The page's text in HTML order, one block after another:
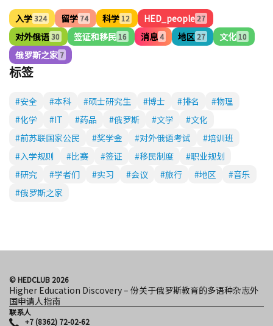
入学324 留学 74 科学 12 HED_people27
对外俄语30 签证和移民 16 消息4 地区 27 文化 10
俄罗斯之家 7
标签
#安全 #本科 #硕士研究生 #博士 #排名
#物理
#化学
#IT #药品 #俄罗斯 #文学
#文化
#前苏联国家公民
#奖学金 #对外俄语考试
#培训班
#入学规则
#比赛 #签证 #移民制度
#职业规划
#研究
#学者们 #实习 #会议 #旅行 #地区
#音乐
#俄罗斯之家
© HEDCLUB 2026
Higher Education Discovery – 份关于俄罗斯教育的多语种杂志外
国申请人指南
联系人
+7 (8362) 72-02-62